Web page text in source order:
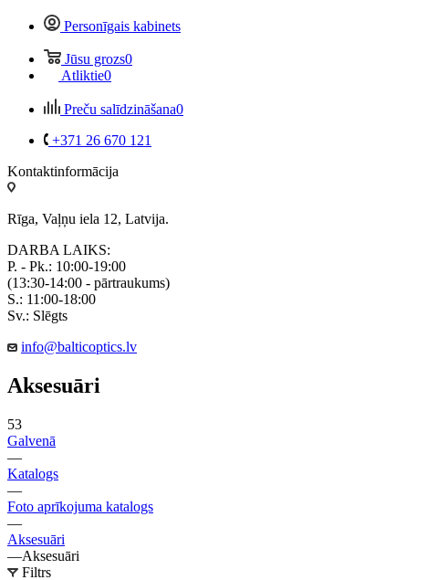
Personīgais kabinets
Jūsu grozs0
Atliktie0
Preču salīdzināšana0
+371 26 670 121
Kontaktinformācija
Rīga, Vaļņu iela 12, Latvija.
DARBA LAIKS:
P. - Pk.: 10:00-19:00
(13:30-14:00 - pārtraukums)
S.: 11:00-18:00
Sv.: Slēgts
info@balticoptics.lv
Aksesuāri
53
Galvenā
—
Katalogs
—
Foto aprīkojuma katalogs
—
Aksesuāri
—Aksesuāri
Filtrs